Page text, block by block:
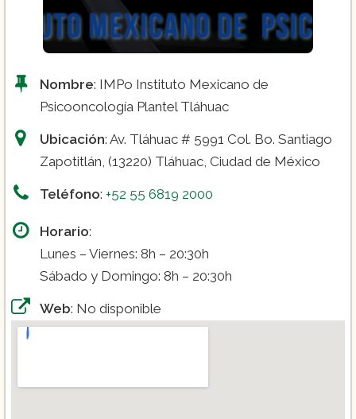
Nombre: IMPo Instituto Mexicano de
Psicooncología Plantel Tláhuac
Ubicación: Av. Tláhuac # 5991 Col. Bo. Santiago
Zapotitlán, (13220) Tláhuac, Ciudad de México
Teléfono: +52 55 6819 2000
Horario:
Lunes – Viernes: 8h – 20:30h
Sábado y Domingo: 8h – 20:30h
Web: No disponible